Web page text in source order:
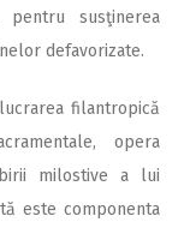
pentru susţinerea
defavorizate.
filantropică
opera
milostive a lui
este componenta